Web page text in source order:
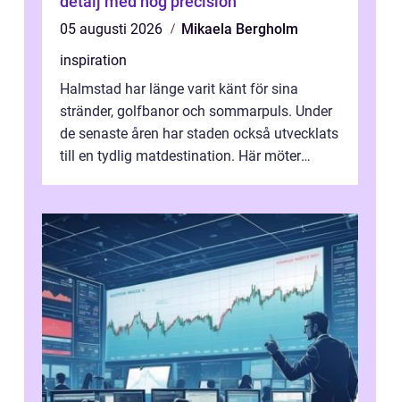
05 augusti 2026
Mikaela Bergholm
inspiration
Halmstad har länge varit känt för sina
stränder, golfbanor och sommarpuls. Under
de senaste åren har staden också utvecklats
till en tydlig matdestination. Här möter